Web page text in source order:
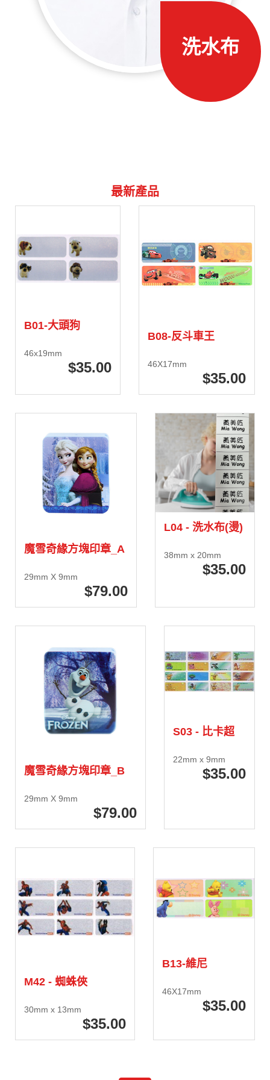
洗水布
最新產品
B01-大頭狗
46x19mm
35.00
B08-反斗車王
46X17mm
35.00
魔雪奇緣方塊印章_A
29mm X 9mm
79.00
L04 - 洗水布(燙)
38mm x 20mm
35.00
魔雪奇緣方塊印章_B
29mm X 9mm
79.00
S03 - 比卡超
22mm x 9mm
35.00
M42 - 蜘蛛俠
30mm x 13mm
35.00
B13-維尼
46X17mm
35.00